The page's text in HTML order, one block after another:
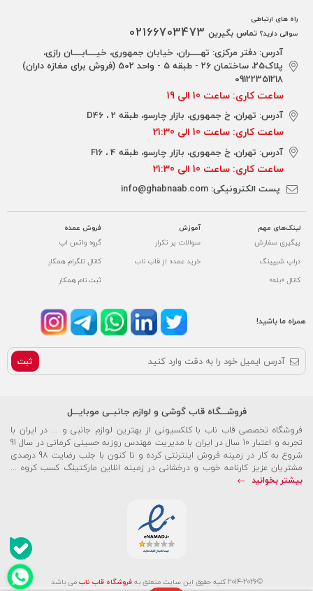
راه های ارتباطی
سوالی دارید؟ تماس بگیرین 02166703473
آدرس: دفتر مرکزی: تهـــــران، خیابان جمهوری، خیــــابــــان رازی،
پلاک25، ساختمان 26 - طبقه 5 - واحد 502 (فروش برای مغازه داران)
09122351218
ساعت کاری: ساعت 10 الی 19
آدرس: تهران، خ جمهوری، بازار چارسو، طبقه 2 ، D46
ساعت کاری: ساعت 10 الی 21:30
آدرس: تهران، خ جمهوری، بازار چارسو، طبقه 4 ، F16
ساعت کاری: ساعت 10 الی 21:30
پست الکترونیکی: info@ghabnaab.com
لینک‌های مهم
پیگیری سفارش
دراپ شیپینگ
کانال «بله»
آموزش
سوالات پر تکرار
خرید عمده از قاب ناب
فروش عمده
گروه واتس اپ
کانال تلگرام همکار
ثبت نام همکار
همراه ما باشید!
ثبت
فروشـــگاه قاب گوشی و لوازم جانبــی موبایـــل
فروشگاه تخصصی قاب ناب با کلکسیونی از بهترین لوازم جانبی و ... در ایران با
تجربه و اعتبار 10 سال در ایران با مدیریت مهندس روزبه حسینی کرمانی در سال 91
شروع به کار در زمینه فروش اینترنتی کرده و تا کنون با جلب رضایت 98 درصدی
مشتریان عزیز کارنامه خوب و درخشانی در زمینه انلاین مارکتینگ کسب کروه ...
بیشتر بخوانید
©2014-2026 کلیه حقوق این سایت متعلق به فروشگاه قاب نابمی باشد